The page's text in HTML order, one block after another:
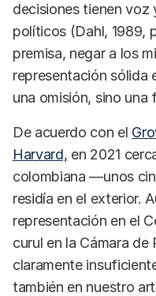
decisiones tienen
políticos (Dahl, 1989,
premisa, negar a los
representación sólida
una omisión, sino
De acuerdo con el
Harvard, en 2021
colombiana —unos
residía en el exterior.
representación en el
curul en la Cámara
claramente
también en nuestro